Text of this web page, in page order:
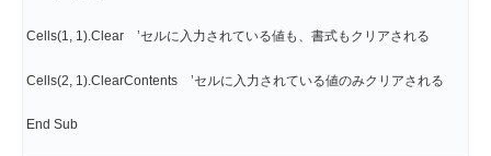
Cells(1, 1).Clear ’セルに入力されている値も、書式もクリアされる
Cells(2, 1).ClearContents ’セルに入力されている値のみクリアされる
End Sub